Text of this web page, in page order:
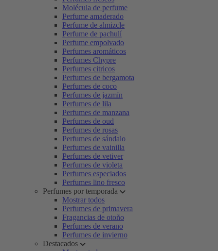
Molécula de perfume
Perfume amaderado
Perfume de almizcle
Perfume de pachulí
Perfume empolvado
Perfumes aromáticos
Perfumes Chypre
Perfumes citricos
Perfumes de bergamota
Perfumes de coco
Perfumes de jazmín
Perfumes de lila
Perfumes de manzana
Perfumes de oud
Perfumes de rosas
Perfumes de sándalo
Perfumes de vainilla
Perfumes de vetiver
Perfumes de violeta
Perfumes especiados
Perfumes lino fresco
Perfumes por temporada
Mostrar todos
Perfumes de primavera
Fragancias de otoño
Perfumes de verano
Perfumes de invierno
Destacados